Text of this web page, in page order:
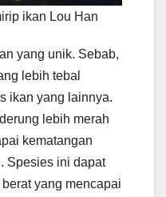
ikan Lou Han
yang unik. Sebab,
lebih tebal
ikan yang lainnya.
lebih merah
kematangan
Spesies ini dapat
yang mencapai